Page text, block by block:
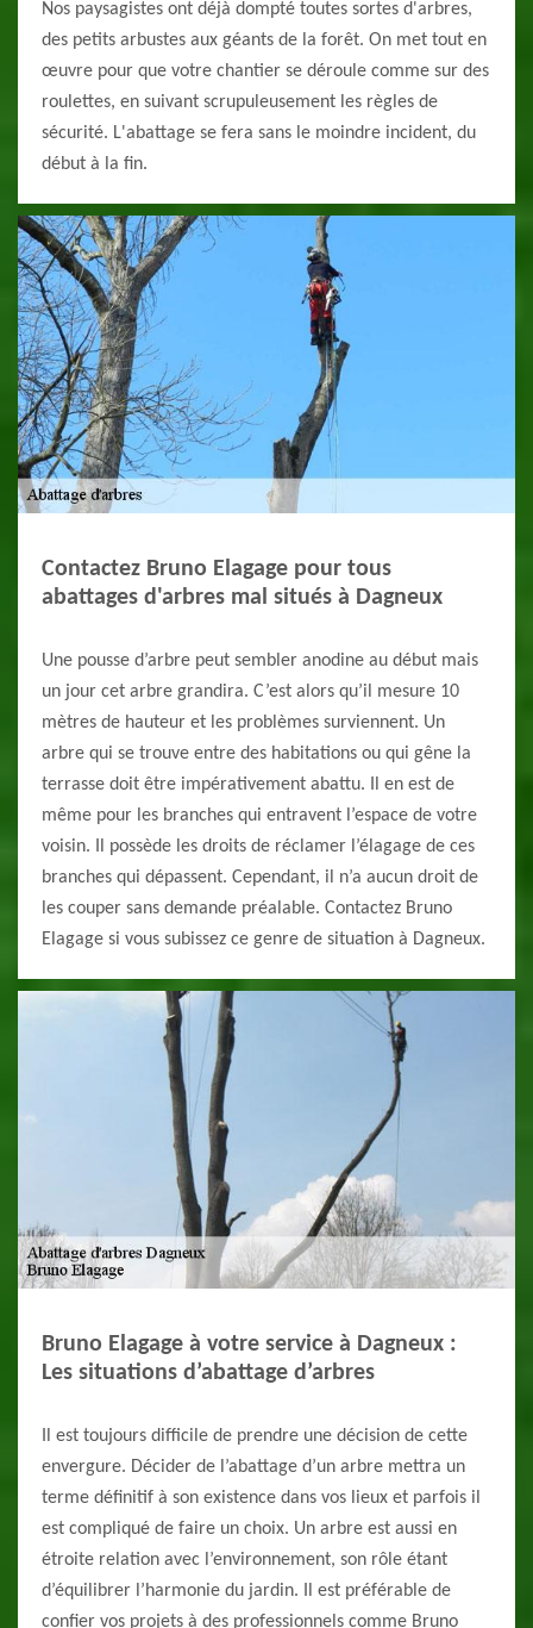
Nos paysagistes ont déjà dompté toutes sortes d'arbres,
des petits arbustes aux géants de la forêt. On met tout en
œuvre pour que votre chantier se déroule comme sur des
roulettes, en suivant scrupuleusement les règles de
sécurité. L'abattage se fera sans le moindre incident, du
début à la fin.
Contactez Bruno Elagage pour tous
abattages d'arbres mal situés à Dagneux
Une pousse d’arbre peut sembler anodine au début mais
un jour cet arbre grandira. C’est alors qu’il mesure 10
mètres de hauteur et les problèmes surviennent. Un
arbre qui se trouve entre des habitations ou qui gêne la
terrasse doit être impérativement abattu. Il en est de
même pour les branches qui entravent l’espace de votre
voisin. Il possède les droits de réclamer l’élagage de ces
branches qui dépassent. Cependant, il n’a aucun droit de
les couper sans demande préalable. Contactez Bruno
Elagage si vous subissez ce genre de situation à Dagneux.
Bruno Elagage à votre service à Dagneux :
Les situations d’abattage d’arbres
Il est toujours difficile de prendre une décision de cette
envergure. Décider de l’abattage d’un arbre mettra un
terme définitif à son existence dans vos lieux et parfois il
est compliqué de faire un choix. Un arbre est aussi en
étroite relation avec l’environnement, son rôle étant
d’équilibrer l’harmonie du jardin. Il est préférable de
confier vos projets à des professionnels comme Bruno